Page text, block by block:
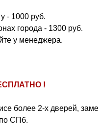
- 1000 руб.
города - 1300 руб.
у менеджера.
!
более 2-х дверей,
СПб.